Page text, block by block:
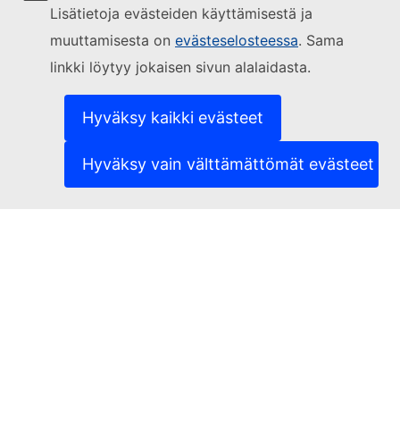
Lisätietoja evästeiden käyttämisestä ja
muuttamisesta on evästeselosteessa. Sama
linkki löytyy jokaisen sivun alalaidasta.
Hyväksy kaikki evästeet
Hyväksy vain välttämättömät evästeet
Seuraa Euroopan komissiota
Yhteydenotot(Ulkoinen linkki)
Ilmoita IT-haavoittuvuudesta(Ulkoinen linkki)
Sivustojen kielivalikoima(Ulkoinen linkki)
(Ulkoinen linkki)
Tietosuojaperiaatteet
Oikeudellinen huomautus
(Ulkoinen linkki)
Saavutettavuus